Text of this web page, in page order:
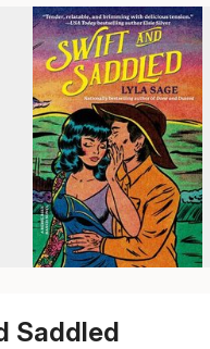
Saddled